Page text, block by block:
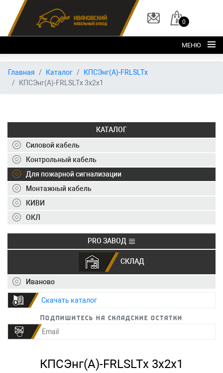
0
МЕНЮ
Главная
О заводе
Склад
ОКЛ
Вакансии
Контакты
+7 (495) 150-40-20
info@ivkz.ru
Главная Каталог
КПСЭнг(А)-FRLSLTх
КПСЭнг(А)-FRLSLTх 3х2х1
КАТАЛОГ
Силовой кабель
Контрольный кабель
Для пожарной сигнализации
Монтажный кабель
КИВИ
ОКЛ
PRO ЗАВОД
СКЛАД
Иваново
Скачать каталог
Подпишитесь на складские остатки
КПСЭнг(А)-FRLSLTх 3х2х1